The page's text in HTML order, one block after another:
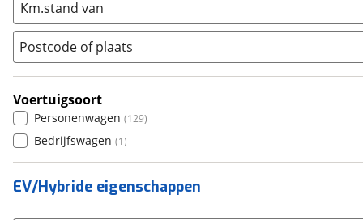
Seat (2340)
SKODA (3276)
Suzuki 2719
Toyota (8548)
Volkswagen
Volvo (5873)
Alle merken
Abarth (40)
Aiways (16 )
Aixam (76)
Km.stand van
Postcode of plaats
Voertuigsoort
Personenwagen (129)
Bedrijfswagen (1)
EV/Hybride eigenschappen